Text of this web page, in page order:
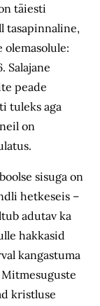
täiesti
tasapinnaline,
Salajane
peade
tuleks aga
on
sisuga on
hetkeseis –
adutav ka
hakkasid
kangastuma
kristluse